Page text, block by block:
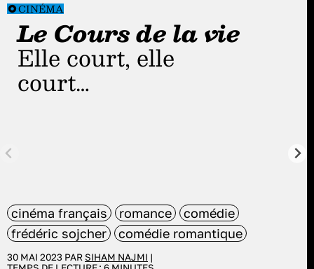
CINÉMA
Le Cours de la vie
Elle court, elle
court…
cinéma français romance
comédie
frédéric sojcher
comédie romantique
30 MAI 2023 PAR SIHAM NAJMI |